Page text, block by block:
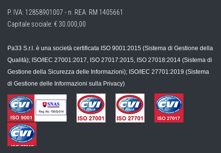
P. IVA: 12858901007 - n. REA: RM 1405661
Capitale sociale: € 30.000,00
Pa33 S.r.l. è una società certificata ISO 9001:2015 (Sistema di Gestione della
Qualità); ISO/IEC 27001:2017, ISO 27017:2015, ISO 27018:2014 (Sistema di
Gestione della Sicurezza delle Informazioni); ISO/IEC 27701:2019 (Sistema
di Gestione delle Informazioni sulla Privacy)